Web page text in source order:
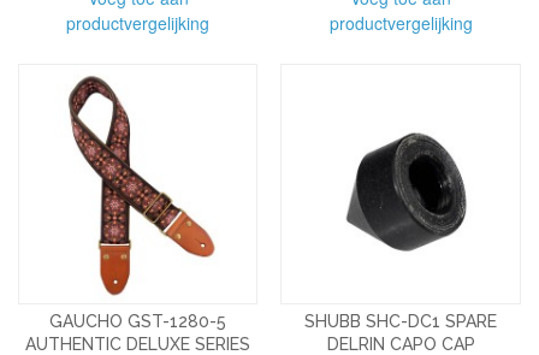
productvergelijking
productvergelijking
GAUCHO GST-1280-5
AUTHENTIC DELUXE SERIES
SHUBB SHC-DC1 SPARE
DELRIN CAPO CAP